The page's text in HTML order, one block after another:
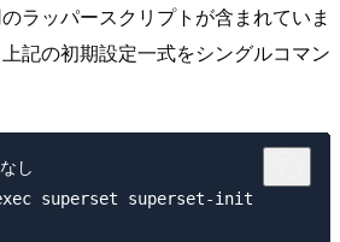
ラッパースクリプトが含まれていま
記の初期設定一式をシングルコマン
し
superset superset-init